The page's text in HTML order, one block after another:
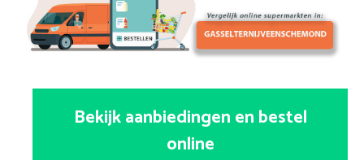
Bekijk aanbiedingen en bestel
online